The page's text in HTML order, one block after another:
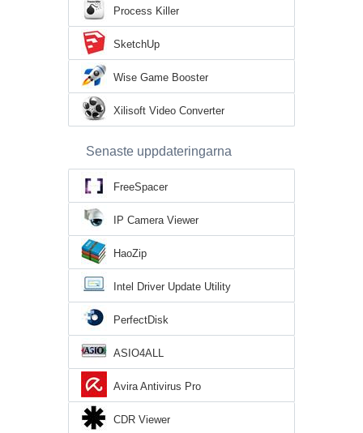
Process Killer
SketchUp
Wise Game Booster
Xilisoft Video Converter
Senaste uppdateringarna
FreeSpacer
IP Camera Viewer
HaoZip
Intel Driver Update Utility
PerfectDisk
ASIO4ALL
Avira Antivirus Pro
CDR Viewer